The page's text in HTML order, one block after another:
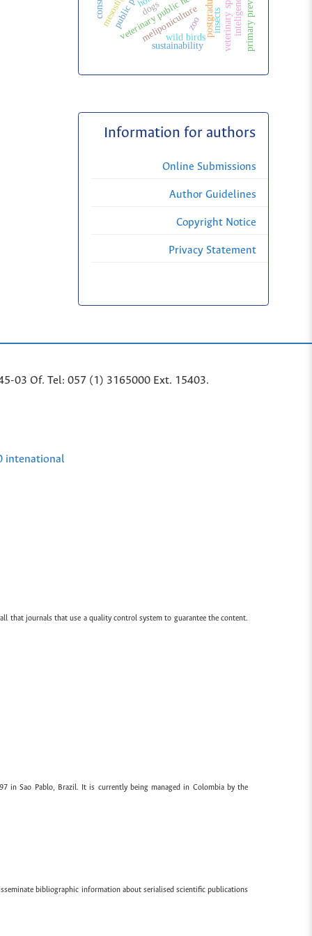
veterinary public health
meliponiculture
wild birds
zoo insects
sustainability
dogs
Information for authors
Online Submissions
Author Guidelines
Copyright Notice
Privacy Statement
03 Of. Tel: 057 (1) 3165000 Ext. 15403.
intenational
that journals that use a quality control system to guarantee the content.
in Sao Pablo, Brazil. It is currently being managed in Colombia by the
bibliographic information about serialised scientific publications